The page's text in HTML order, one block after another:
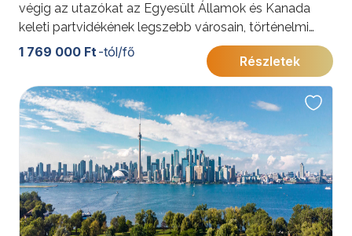
végig az utazókat az Egyesült Államok és Kanada
keleti partvidékének legszebb városain, történelmi
emlékhelyein és természeti látnivalóin. A modern
világvárosok, a francia-kanadai kultúra, a festői 1000-
sziget vidéke és a Niagara-vízesés együtt olyan
élményt nyújtanak, amely első észak-amerikai
utazásnak, de visszatérő látogatóknak is kiváló
választás.
További érdekességekért az Amerikai Egyesült
Államokról kattintson ide., Kanadáról pedigide.
1 769 000 Ft-tól/fő
Részletek